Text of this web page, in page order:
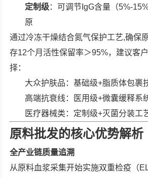
定制级：可调节IgG含量（5%-
原
通过冷冻干燥结合氮气保护工艺,确保
存12个月活性保留率＞95%，建议客
择：
大众护肤品：基础级+脂质体包裹
高端抗衰线：医用级+微囊缓释系
医疗器械类：定制级+灭菌分装工
原料批发的核心优势解析
全产业链质量追溯
从原料血浆采集开始实施双重检疫（